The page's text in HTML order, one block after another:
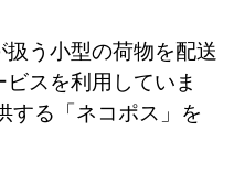
う小型の荷物を配送
スを利用していま
する「ネコポス」を